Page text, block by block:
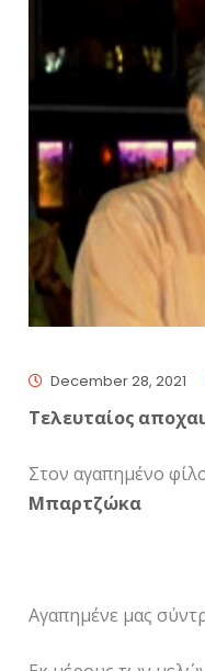
December 28, 2021
Τελευταίος
Στον αγαπημένο
Μπαρτζώκα
Αγαπημένε μας